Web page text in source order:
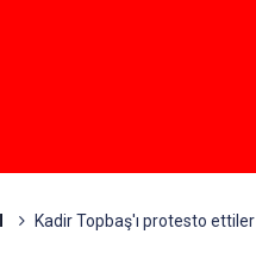
Kadir Topbaş'ı protesto ettiler